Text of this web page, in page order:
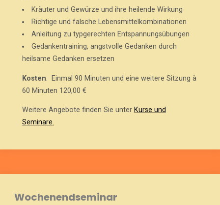
Kräuter und Gewürze und ihre heilende Wirkung
Richtige und falsche Lebensmittelkombinationen
Anleitung zu typgerechten Entspannungsübungen
Gedankentraining, angstvolle Gedanken durch
heilsame Gedanken ersetzen
Kosten: Einmal 90 Minuten und eine weitere Sitzung à
60 Minuten 120,00 €
Weitere Angebote finden Sie unter Kurse und
Seminare.
Wochenendseminar